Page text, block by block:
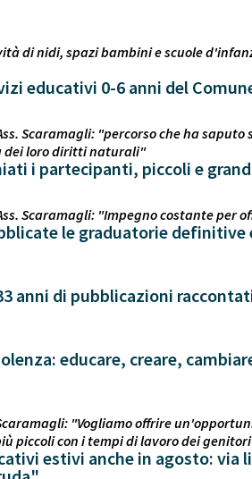
di nidi, spazi bambini e scuole
educativi 0-6 anni del
Ass. Scaramagli: "percorso che ha
dei loro diritti naturali"
i partecipanti, piccoli e
Ass. Scaramagli: "Impegno costante
le graduatorie definitive
anni di pubblicazioni
educare, creare,
Scaramagli: "Vogliamo offrire
piccoli con i tempi di lavoro dei
estivi anche in agosto: via